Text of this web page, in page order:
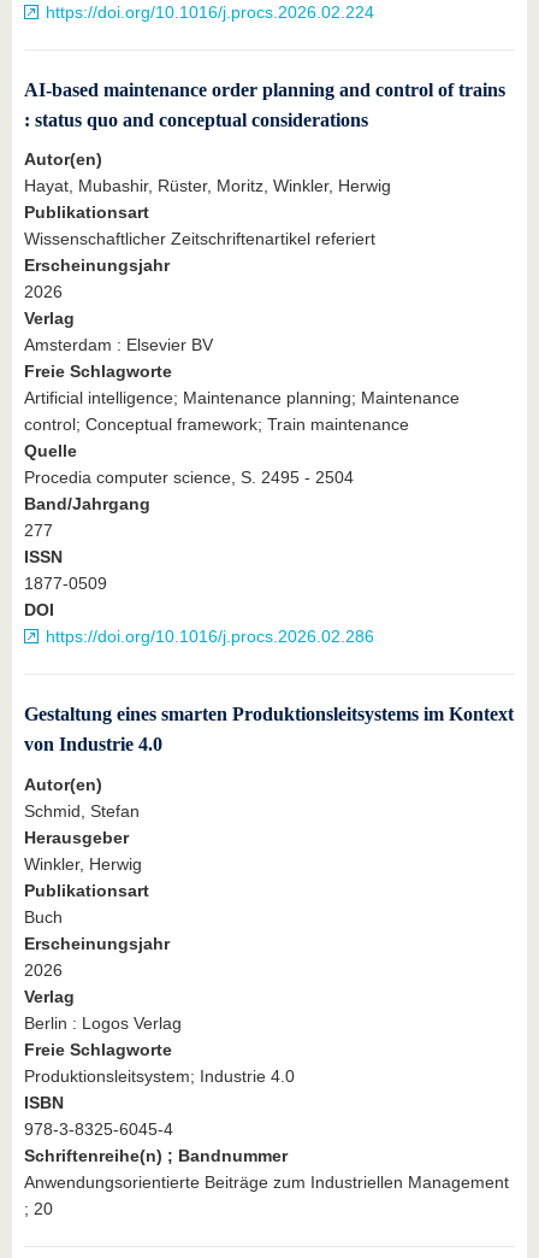
https://doi.org/10.1016/j.procs.2026.02.224
AI-based maintenance order planning and control of trains
: status quo and conceptual considerations
Autor(en)
Hayat, Mubashir, Rüster, Moritz, Winkler, Herwig
Publikationsart
Wissenschaftlicher Zeitschriftenartikel referiert
Erscheinungsjahr
2026
Verlag
Amsterdam : Elsevier BV
Freie Schlagworte
Artificial intelligence; Maintenance planning; Maintenance
control; Conceptual framework; Train maintenance
Quelle
Procedia computer science, S. 2495 - 2504
Band/Jahrgang
277
ISSN
1877-0509
DOI
https://doi.org/10.1016/j.procs.2026.02.286
Gestaltung eines smarten Produktionsleitsystems im Kontext
von Industrie 4.0
Autor(en)
Schmid, Stefan
Herausgeber
Winkler, Herwig
Publikationsart
Buch
Erscheinungsjahr
2026
Verlag
Berlin : Logos Verlag
Freie Schlagworte
Produktionsleitsystem; Industrie 4.0
ISBN
978-3-8325-6045-4
Schriftenreihe(n) ; Bandnummer
Anwendungsorientierte Beiträge zum Industriellen Management
; 20